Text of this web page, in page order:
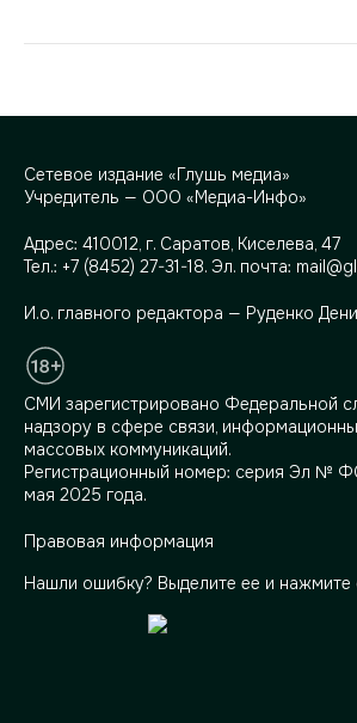
Сетевое издание «Глушь медиа»
Учредитель — ООО «Медиа-Инфо»
Адрес: 410012, г. Саратов, Киселева, 47
Тел.: +7 (8452) 27-31-18. Эл. почта:
И.о. главного редактора — Руденко
СМИ зарегистрировано Федеральной
надзору в сфере связи,
массовых коммуникаций.
Регистрационный номер: серия Эл №
мая 2025 года.
Правовая информация
Нашли ошибку? Выделите ее и нажмите